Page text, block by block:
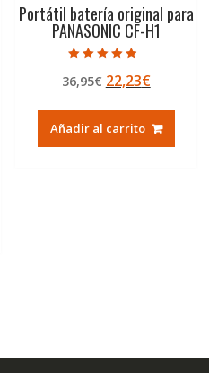
Portátil batería original para
PANASONIC CF-H1
4.50
de 5
36,95€ El
original
era:
22,23€El
actual
es:
Añadir al carrito